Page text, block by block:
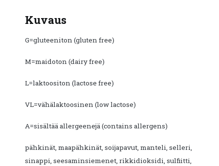
Kuvaus
G=gluteeniton (gluten free)
M=maidoton (dairy free)
L=laktoositon (lactose free)
VL=vähälaktoosinen (low lactose)
A=sisältää allergeenejä (contains allergens)
pähkinät, maapähkinät, soijapavut, manteli, selleri,
sinappi, seesaminsiemenet, rikkidioksidi, sulfiitti,